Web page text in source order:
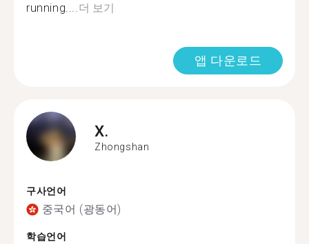
running.... 더 보기
앱 다운로드
X.
Zhongshan
구사언어
중국어 (광동어)
학습언어